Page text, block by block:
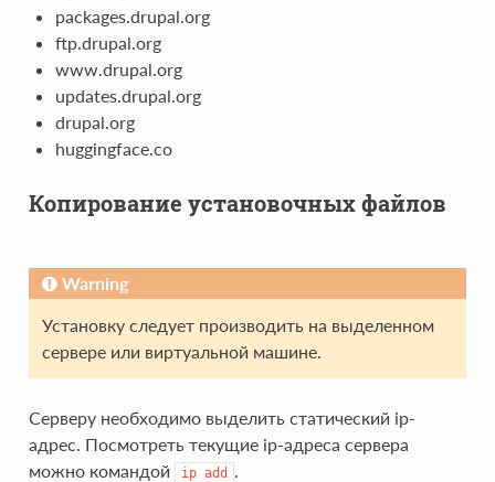
packages.drupal.org
ftp.drupal.org
www.drupal.org
updates.drupal.org
drupal.org
huggingface.co
Копирование установочных файлов
Warning
Установку следует производить на выделенном
сервере или виртуальной машине.
Серверу необходимо выделить статический ip-
адрес. Посмотреть текущие ip-адреса сервера
можно командой
ip add